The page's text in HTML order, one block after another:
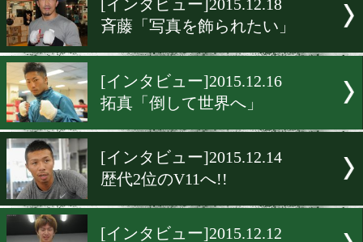
[インタビュー]2015.12.21
[インタビュー]2015.12.18
斉藤「写真を飾られたい」
[インタビュー]2015.12.16
拓真「倒して世界へ」